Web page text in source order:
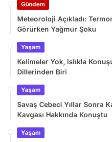
Gündem
Meteoroloji Açıkladı:
Görürken Yağmur Şoku
Yaşam
Kelimeler Yok, Islıkla
Dillerinden Biri
Yaşam
Savaş Cebeci Yıllar Sonra
Kavgası Hakkında Konuştu
Yaşam